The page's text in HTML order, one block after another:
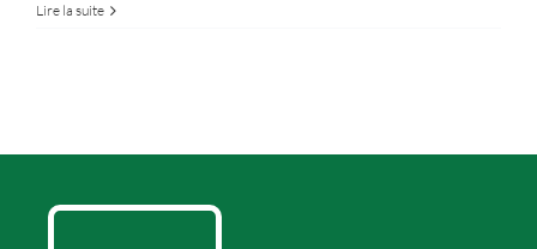
Lire la suite